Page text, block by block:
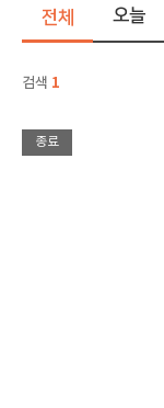
전체 오늘
검색 1
종료